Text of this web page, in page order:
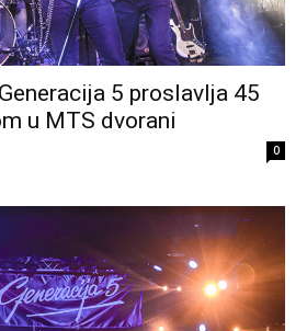
5 proslavlja 45
u MTS dvorani
0